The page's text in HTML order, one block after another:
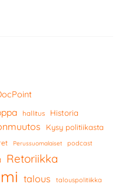
hallitus Historia
Kysy politiikasta
Perussuomalaiset podcast
Retoriikka
talous talouspolitiikka